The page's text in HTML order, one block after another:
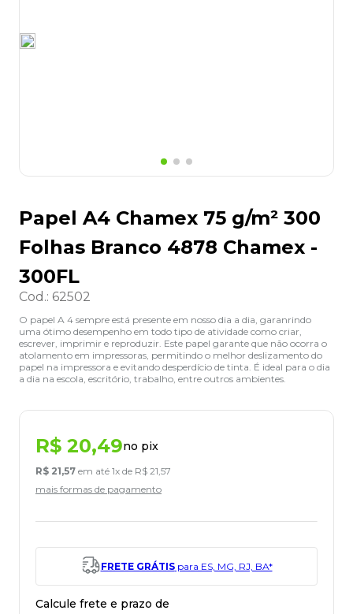
Papel A4 Chamex 75 g/m² 300
Folhas Branco 4878 Chamex -
300FL
Cod.: 62502
O papel A 4 sempre está presente em nosso dia a dia, garanrindo
uma ótimo desempenho em todo tipo de atividade como criar,
escrever, imprimir e reproduzir. Este papel garante que não ocorra o
atolamento em impressoras, permitindo o melhor deslizamento do
papel na impressora e evitando desperdício de tinta. É ideal para o dia
a dia na escola, escritório, trabalho, entre outros ambientes.
R$ 20,49no pix
R$ 21,57 em até 1x de R$ 21,57
mais formas de pagamento
FRETE GRÁTISpara ES, MG, RJ, BA*
8